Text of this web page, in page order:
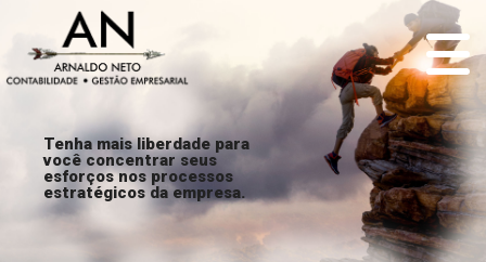
Tenha mais liberdade para
você concentrar seus
esforços nos processos
estratégicos da empresa.